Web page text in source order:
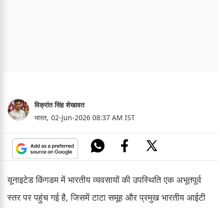
विक्रांत सिंह शेखावत
भारत, 02-Jun-2026 08:37 AM IST
यूनाइटेड किंगडम में भारतीय व्यवसायों की उपस्थिति एक अभूतपूर्व
स्तर पर पहुंच गई है, जिसमें टाटा समूह और प्रमुख भारतीय आईटी